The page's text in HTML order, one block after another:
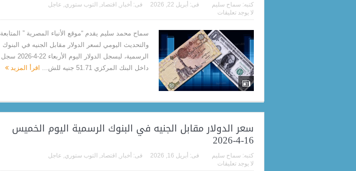
كتبه: سماح سليم فى: أبريل 22, 2026 فى: أخبار اقتصاد التوب ستوري عاجل
لا يوجد تعليقات
سماح محمد سليم يقدم “موقع الأنباء المصرية ” المتابعة
والتحديث اليومي لسعر الدولار مقابل الجنيه في البنوك
الرسمية، ليسجل الدولار اليوم الأربعاء 22-4-2026 سجل
داخل البنك المركزي 51.71 جنيه للش...
اقرأ المزيد
سعر الدولار مقابل الجنيه في البنوك الرسمية اليوم الخميس
16-4-2026
كتبه: سماح سليم فى: أبريل 16, 2026 فى: أخبار اقتصاد التوب ستوري عاجل
لا يوجد تعليقات